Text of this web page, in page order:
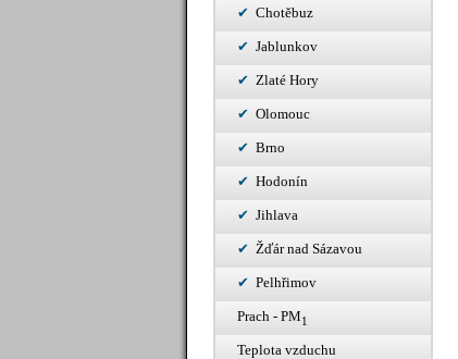
Chotěbuz
Jablunkov
Zlaté Hory
Olomouc
Brno
Hodonín
Jihlava
Žďár nad Sázavou
Pelhřimov
Prach - PM1
Teplota vzduchu